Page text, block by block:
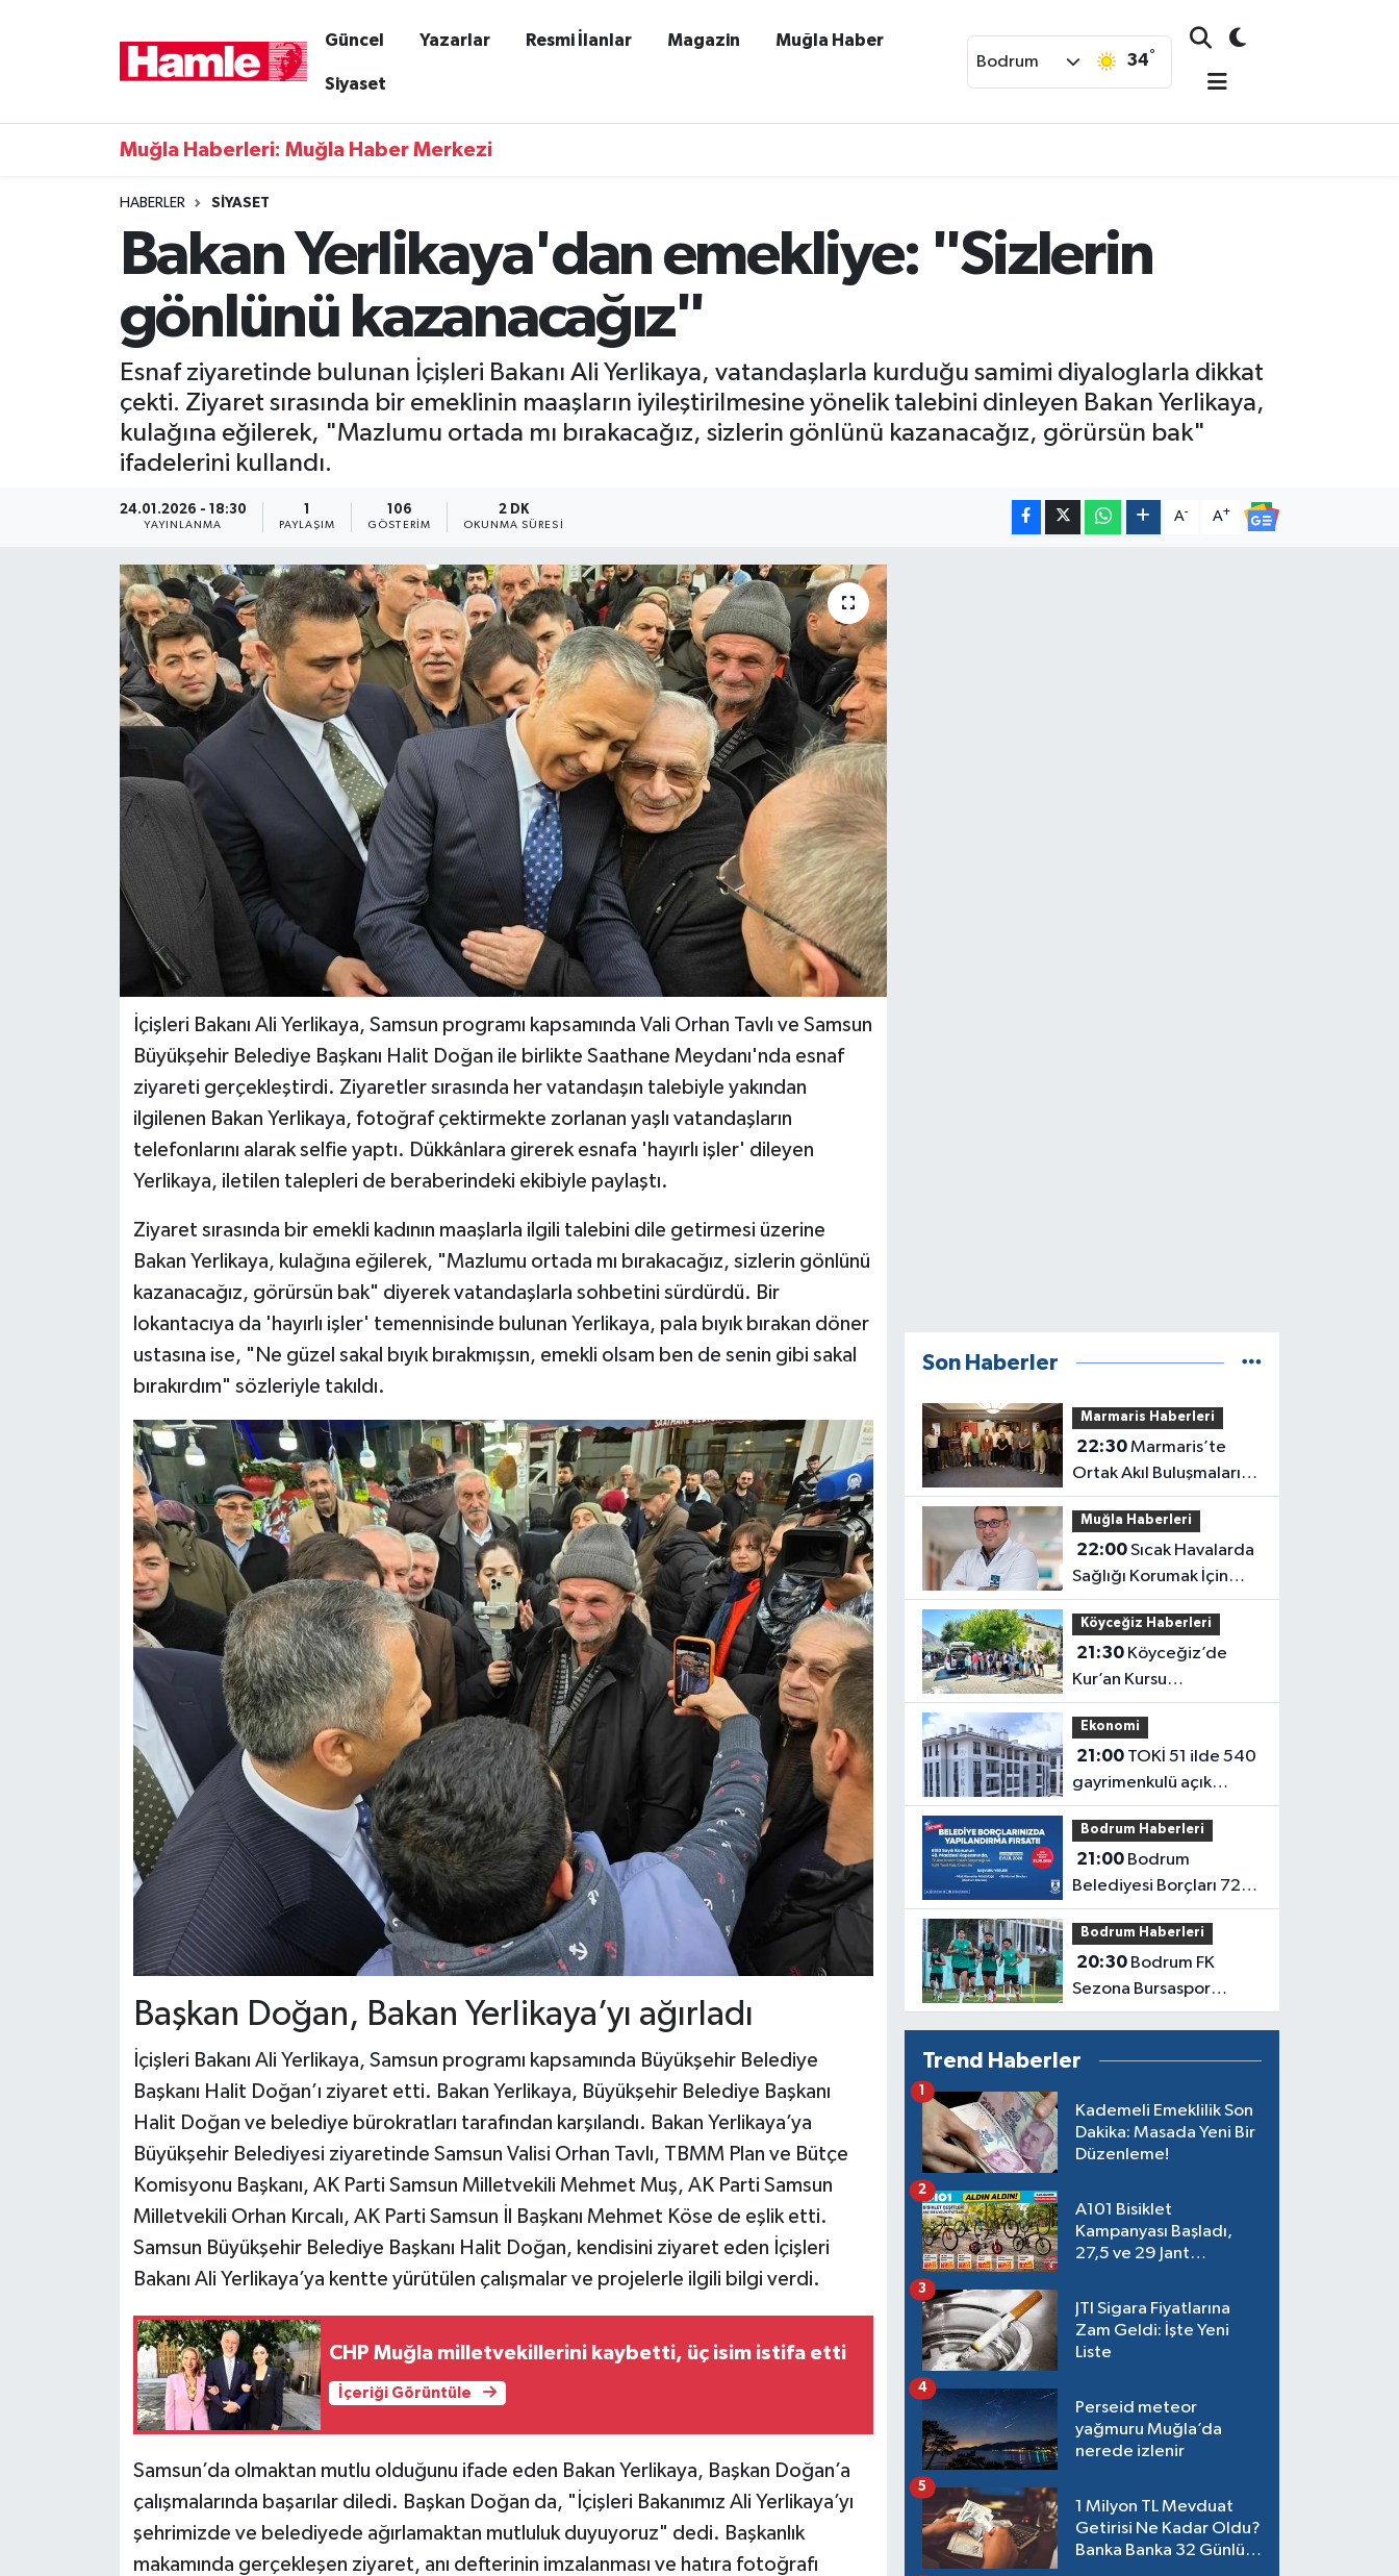
Güncel Yazarlar Resmi İlanlar Magazin Muğla Haber
Siyaset
Bodrum 34°
Muğla Haberleri: Muğla Haber Merkezi
HABERLER SIYASET
Bakan Yerlikaya'dan emekliye: "Sizlerin
gönlünü kazanacağız"
Esnaf ziyaretinde bulunan İçişleri Bakanı Ali Yerlikaya, vatandaşlarla kurduğu samimi diyaloglarla dikkat
çekti. Ziyaret sırasında bir emeklinin maaşların iyileştirilmesine yönelik talebini dinleyen Bakan Yerlikaya,
kulağına eğilerek, "Mazlumu ortada mı bırakacağız, sizlerin gönlünü kazanacağız, görürsün bak"
ifadelerini kullandı.
24.01.2026 - 18:30
YAYINLANMA
1
PAYLAŞIM
106
GÖSTERIM
2 DK
OKUNMA SÜRESI
A- A+
İçişleri Bakanı Ali Yerlikaya, Samsun programı kapsamında Vali Orhan Tavlı ve Samsun
Büyükşehir Belediye Başkanı Halit Doğan ile birlikte Saathane Meydanı'nda esnaf
ziyareti gerçekleştirdi. Ziyaretler sırasında her vatandaşın talebiyle yakından
ilgilenen Bakan Yerlikaya, fotoğraf çektirmekte zorlanan yaşlı vatandaşların
telefonlarını alarak selfie yaptı. Dükkânlara girerek esnafa 'hayırlı işler' dileyen
Yerlikaya, iletilen talepleri de beraberindeki ekibiyle paylaştı.
Ziyaret sırasında bir emekli kadının maaşlarla ilgili talebini dile getirmesi üzerine
Bakan Yerlikaya, kulağına eğilerek, "Mazlumu ortada mı bırakacağız, sizlerin gönlünü
kazanacağız, görürsün bak" diyerek vatandaşlarla sohbetini sürdürdü. Bir
lokantacıya da 'hayırlı işler' temennisinde bulunan Yerlikaya, pala bıyık bırakan döner
ustasına ise, "Ne güzel sakal bıyık bırakmışsın, emekli olsam ben de senin gibi sakal
bırakırdım" sözleriyle takıldı.
Başkan Doğan, Bakan Yerlikaya’yı ağırladı
İçişleri Bakanı Ali Yerlikaya, Samsun programı kapsamında Büyükşehir Belediye
Başkanı Halit Doğan’ı ziyaret etti. Bakan Yerlikaya, Büyükşehir Belediye Başkanı
Halit Doğan ve belediye bürokratları tarafından karşılandı. Bakan Yerlikaya’ya
Büyükşehir Belediyesi ziyaretinde Samsun Valisi Orhan Tavlı, TBMM Plan ve Bütçe
Komisyonu Başkanı, AK Parti Samsun Milletvekili Mehmet Muş, AK Parti Samsun
Milletvekili Orhan Kırcalı, AK Parti Samsun İl Başkanı Mehmet Köse de eşlik etti.
Samsun Büyükşehir Belediye Başkanı Halit Doğan, kendisini ziyaret eden İçişleri
Bakanı Ali Yerlikaya’ya kentte yürütülen çalışmalar ve projelerle ilgili bilgi verdi.
CHP Muğla milletvekillerini kaybetti, üç isim istifa etti
İçeriği Görüntüle
Samsun’da olmaktan mutlu olduğunu ifade eden Bakan Yerlikaya, Başkan Doğan’a
çalışmalarında başarılar diledi. Başkan Doğan da, "İçişleri Bakanımız Ali Yerlikaya’yı
şehrimizde ve belediyede ağırlamaktan mutluluk duyuyoruz" dedi. Başkanlık
makamında gerçekleşen ziyaret, anı defterinin imzalanması ve hatıra fotoğrafı
Son Haberler
Marmaris Haberleri
22:30Marmaris’te
Ortak Akıl Buluşmaları
Tamamlandı
Muğla Haberleri
22:00Sıcak Havalarda
Sağlığı Korumak İçin
Kritik Uyarılar
Köyceğiz Haberleri
21:30Köyceğiz’de
Kur’an Kursu
Öğrencilerine Sürpriz
İkram
Ekonomi
21:00TOKİ 51 ilde 540
gayrimenkulü açık
artırmayla satıyor:
Fiyatlar 700 bin liradan
başlıyor
Bodrum Haberleri
21:00Bodrum
Belediyesi Borçları 72
Aya Kadar
Yapılandıracak
Bodrum Haberleri
20:30Bodrum FK
Sezona Bursaspor
Karşısında Başlayacak
Trend Haberler
Kademeli Emeklilik Son
Dakika: Masada Yeni Bir
Düzenleme!
1
A101 Bisiklet
Kampanyası Başladı,
27,5 ve 29 Jant
2
JTI Sigara Fiyatlarına
Zam Geldi: İşte Yeni
Liste
3
Perseid meteor
yağmuru Muğla’da
nerede izlenir
4
1 Milyon TL Mevduat
Getirisi Ne Kadar Oldu?
Banka Banka 32 Günlük
5
Muğla Haber
Muğla Nöbetçi Eczaneler
Muğla Trafik Yoğunluk Haritası
Süper Lig Puan Durumu ve Fikstür
Tüm Manşetler
Son Dakika Haberleri
Haber Arşivi